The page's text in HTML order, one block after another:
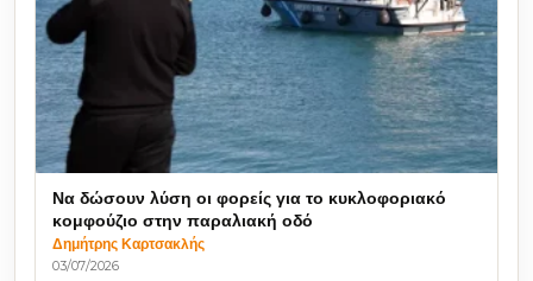
Να δώσουν λύση οι φορείς για το κυκλοφοριακό
κομφούζιο στην παραλιακή οδό
Δημήτρης Καρτσακλής
03/07/2026